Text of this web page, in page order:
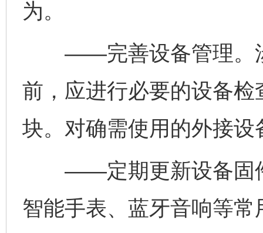
为。
——完善设备管理。涉
前，应进行必要的设备
块。对确需使用的外接
——定期更新设备固件
智能手表、蓝牙音响等